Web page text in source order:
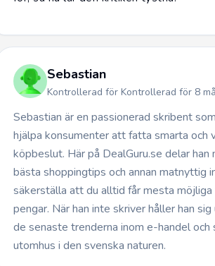
Sebastian
Kontrollerad för Kontrollerad för 8
Sebastian är en passionerad skribent
hjälpa konsumenter att fatta smarta och
köpbeslut. Här på DealGuru.se delar han
bästa shoppingtips och annan matnyttig
säkerställa att du alltid får mesta möjliga
pengar. När han inte skriver håller han
de senaste trenderna inom e-handel och
utomhus i den svenska naturen.